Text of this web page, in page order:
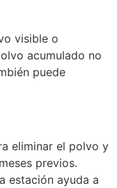
visible o
acumulado no
puede
eliminar el polvo y
previos.
estación ayuda a